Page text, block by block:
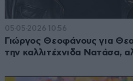
05·05·2026 10:56
Γιώργος Θεοφάνους για
την καλλιτέχνιδα Νατάσα,